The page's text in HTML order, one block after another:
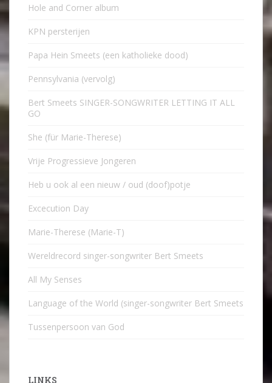
Hole and Corner album
KPN persterijen
Papa Hein Smeets (een katholieke dood)
Pennsylvania (vervolg)
Bert Smeets SINGER-SONGWRITER LETTING IT ALL
GO
She (für Marie-Therese)
Vrije Progressieve Jongeren
Heb u ook al een nieuw / oud (doof)potje
Excecution Day
Marie-Therese (Marie-T)
Wereldrecord singer-songwriter Bert Smeets
All My Senses
Language of the World (singer-songwriter Bert Smeets
Tussenpersoon van God
LINKS